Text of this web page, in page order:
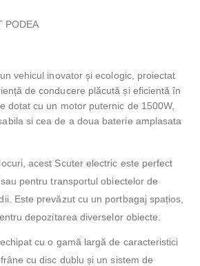
PODEA
vehicul inovator și ecologic, proiectat
de conducere plăcută și eficientă în
dotat cu un motor puternic de 1500W,
si cea de a doua baterie amplasata
acest Scuter electric este perfect
pentru transportul obiectelor de
Este prevăzut cu un portbagaj spațios,
depozitarea diverselor obiecte.
cu o gamă largă de caracteristici
cu disc dublu și un sistem de